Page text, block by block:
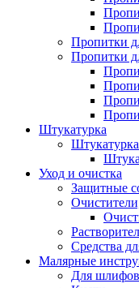
Пропитки
Пропитки
Штукатурка
Уход и очистка
Защитные
Средства
Малярные
Для